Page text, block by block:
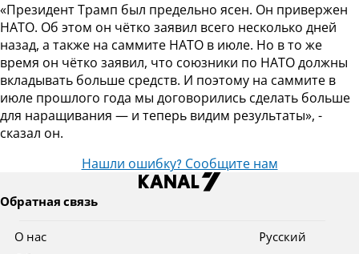
«Президент Трамп был предельно ясен. Он привержен
НАТО. Об этом он чётко заявил всего несколько дней
назад, а также на саммите НАТО в июле. Но в то же
время он чётко заявил, что союзники по НАТО должны
вкладывать больше средств. И поэтому на саммите в
июле прошлого года мы договорились сделать больше
для наращивания — и теперь видим результаты», -
сказал он.
Нашли ошибку? Сообщите нам
Обратная связь
О нас
Pусский